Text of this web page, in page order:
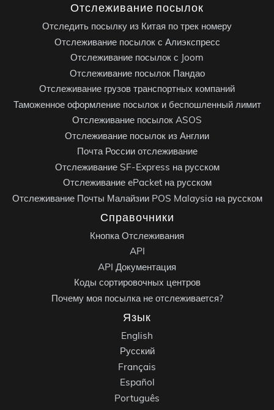
Отслеживание посылок
Отследить посылку из Китая по трек номеру
Отслеживание посылок с Алиэкспресс
Отслеживание посылок с Joom
Отслеживание посылок Пандао
Отслеживание грузов транспортных компаний
Таможенное оформление посылок и беспошленный лимит
Отслеживание посылок ASOS
Отслеживание посылок из Англии
Почта России отслеживание
Отслеживание SF-Express на русском
Отслеживание ePacket на русском
Отслеживание Почты Малайзии POS Malaysia на русском
Справочники
Кнопка Отслеживания
API
API Документация
Коды сортировочных центров
Почему моя посылка не отслеживается?
Язык
English
Русский
Français
Español
Português